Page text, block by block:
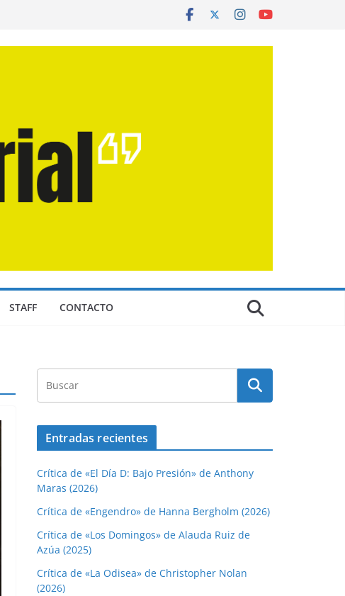
STAFF CONTACTO
Entradas recientes
Crítica de «El Día D: Bajo Presión» de Anthony
Maras (2026)
Crítica de «Engendro» de Hanna Bergholm (2026)
Crítica de «Los Domingos» de Alauda Ruiz de
Azúa (2025)
Crítica de «La Odisea» de Christopher Nolan
(2026)